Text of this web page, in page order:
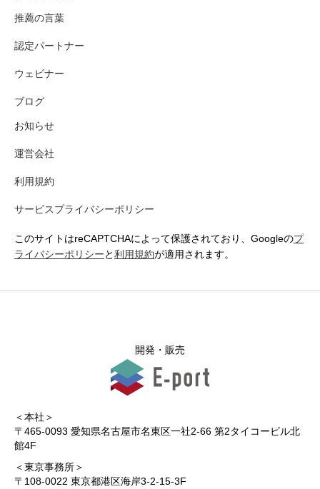
推薦の言葉
認定パートナー
ウェビナー
ブログ
お知らせ
運営会社
利用規約
サービスプライバシーポリシー
このサイトはreCAPTCHAによって保護されており、Googleのプ
ライバシーポリシーと利用規約が適用されます。
開発・販売
＜本社＞
〒465-0093 愛知県名古屋市名東区一社2-66 第2タイコービル北
館4F
＜東京事務所＞
〒108-0022 東京都港区海岸3-2-15-3F